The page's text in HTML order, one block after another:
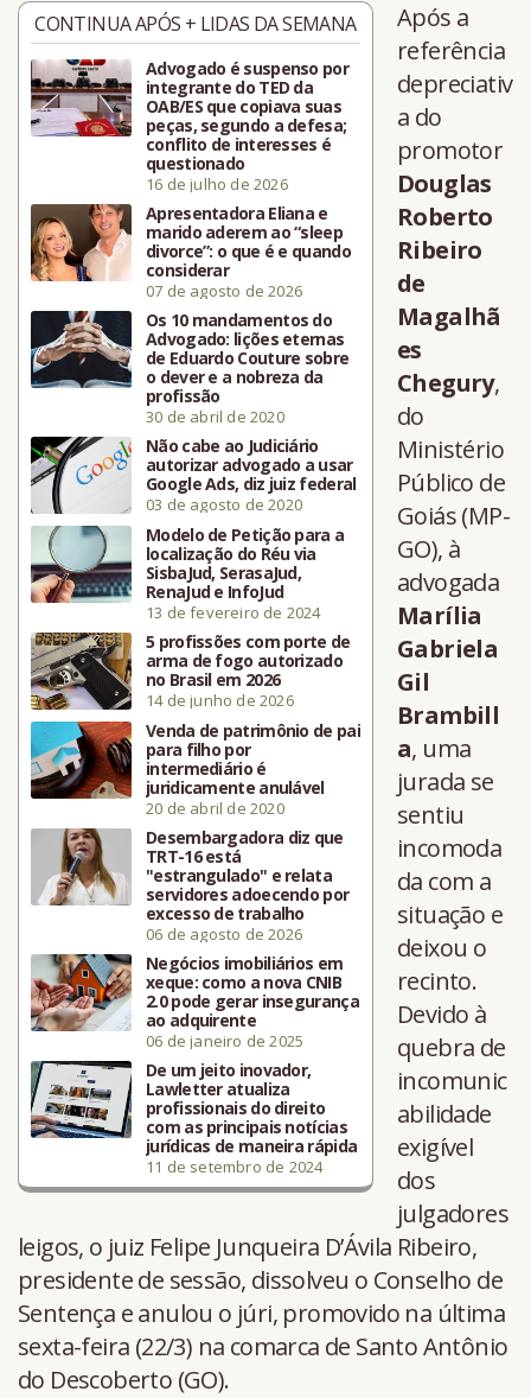
CONTINUA APÓS + LIDAS DA SEMANA
Advogado é suspenso por
integrante do TED da
OAB/ES que copiava suas
peças, segundo a defesa;
conflito de interesses é
questionado
16 de julho de 2026
Apresentadora Eliana e
marido aderem ao “sleep
divorce”: o que é e quando
considerar
07 de agosto de 2026
Os 10 mandamentos do
Advogado: lições eternas
de Eduardo Couture sobre
o dever e a nobreza da
profissão
30 de abril de 2020
Não cabe ao Judiciário
autorizar advogado a usar
Google Ads, diz juiz federal
03 de agosto de 2020
Modelo de Petição para a
localização do Réu via
SisbaJud, SerasaJud,
RenaJud e InfoJud
13 de fevereiro de 2024
5 profissões com porte de
arma de fogo autorizado
no Brasil em 2026
14 de junho de 2026
Venda de patrimônio de pai
para filho por
intermediário é
juridicamente anulável
20 de abril de 2020
Desembargadora diz que
TRT-16 está
"estrangulado" e relata
servidores adoecendo por
excesso de trabalho
06 de agosto de 2026
Negócios imobiliários em
xeque: como a nova CNIB
2.0 pode gerar insegurança
ao adquirente
06 de janeiro de 2025
De um jeito inovador,
Lawletter atualiza
profissionais do direito
com as principais notícias
jurídicas de maneira rápida
11 de setembro de 2024
Após a
referência
depreciativ
a do
promotor
Douglas
Roberto
Ribeiro
de
Magalhã
es
Chegury,
do
Ministério
Público de
Goiás (MP-
GO), à
advogada
Marília
Gabriela
Gil
Brambill
a, uma
jurada se
sentiu
incomoda
da com a
situação e
deixou o
recinto.
Devido à
quebra de
incomunic
abilidade
exigível
dos
julgadores
leigos, o juiz Felipe Junqueira D’Ávila Ribeiro,
presidente de sessão, dissolveu o Conselho de
Sentença e anulou o júri, promovido na última
sexta-feira (22/3) na comarca de Santo Antônio
do Descoberto (GO).